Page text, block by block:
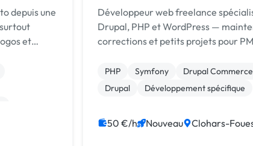
depuis une
et
Développeur web freelance
Drupal, PHP et WordPress —
corrections et petits projets pour
contrats mensuels.
PHP Symfony
Drupal Commerce
Drupal
Développement spécifique
50 €/h Nouveau Clohars-